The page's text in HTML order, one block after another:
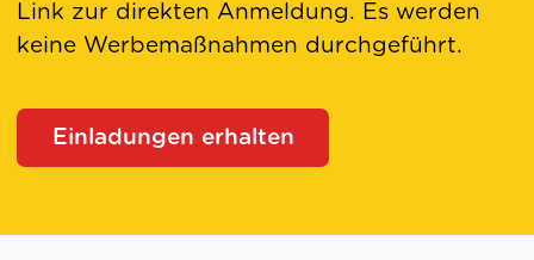
Link zur direkten Anmeldung. Es werden
keine Werbemaßnahmen durchgeführt.
Einladungen erhalten